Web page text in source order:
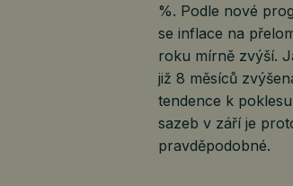
%. Podle nové
se inflace na
roku mírně zvýší.
již 8 měsíců
tendence k
sazeb v září je
pravděpodobné.